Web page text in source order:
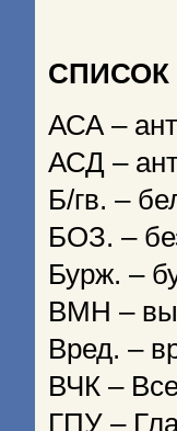
АСА –
АСД –
Б/гв. –
БОЗ. –
Бурж. –
ВМН –
Вред. –
ВЧК –
ГПУ –